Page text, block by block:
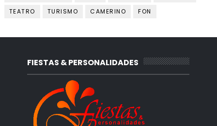
TEATRO
TURISMO CAMERINO FON
FIESTAS & PERSONALIDADES